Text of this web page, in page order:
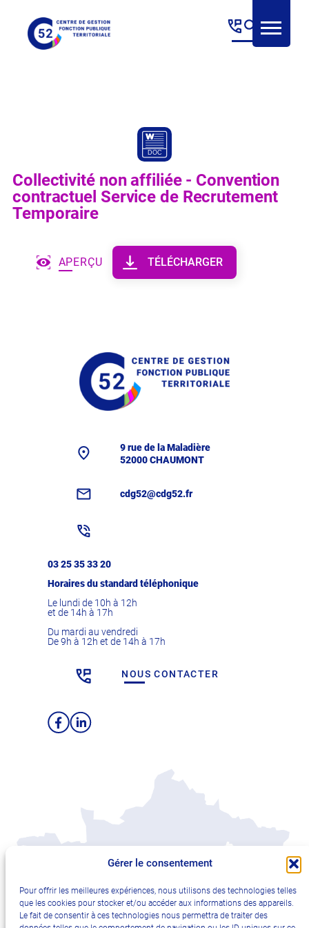
Gérer le consentement
Pour offrir les meilleures expériences, nous utilisons des technologies telles
que les cookies pour stocker et/ou accéder aux informations des appareils.
Le fait de consentir à ces technologies nous permettra de traiter des
Collectivité non affiliée - Convention
contractuel Service de Recrutement
Temporaire
TÉLÉCHARGER
APERÇU
9 rue de la Maladière
52000 CHAUMONT
cdg52@cdg52.fr
03 25 35 33 20
Horaires du standard téléphonique
Le lundi de 10h à 12h
et de 14h à 17h
Du mardi au vendredi
De 9h à 12h et de 14h à 17h
NOUS CONTACTER
Facebook
LinkedIn